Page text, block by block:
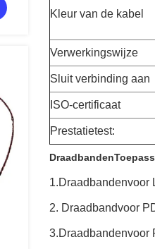
Kleur van de kabel
Verwerkingswijze
Sluit verbinding aan
ISO-certificaat
Prestatietest:
Draadbanden
1.Draadbandenvoor
2. Draadbandvoor
3.Draadbandenvoor